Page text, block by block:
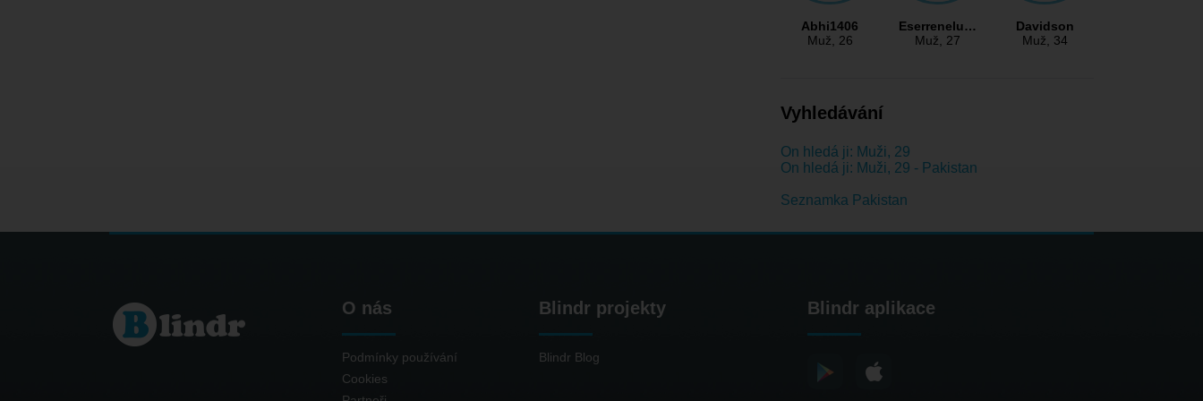
Abhi1406
Muž, 26
Eserrenelu…
Muž, 27
Davidson
Muž, 34
Vyhledávání
On hledá ji: Muži, 29
On hledá ji: Muži, 29 - Pakistan
Seznamka Pakistan
O nás
Podmínky používání
Cookies
Blindr projekty
Blindr Blog
Blindr aplikace